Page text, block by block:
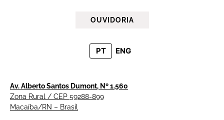
OUVIDORIA
PT ENG
Av. Alberto Santos Dumont, Nº 1.560
Zona Rural / CEP 59288-899
Macaíba/RN – Brasil